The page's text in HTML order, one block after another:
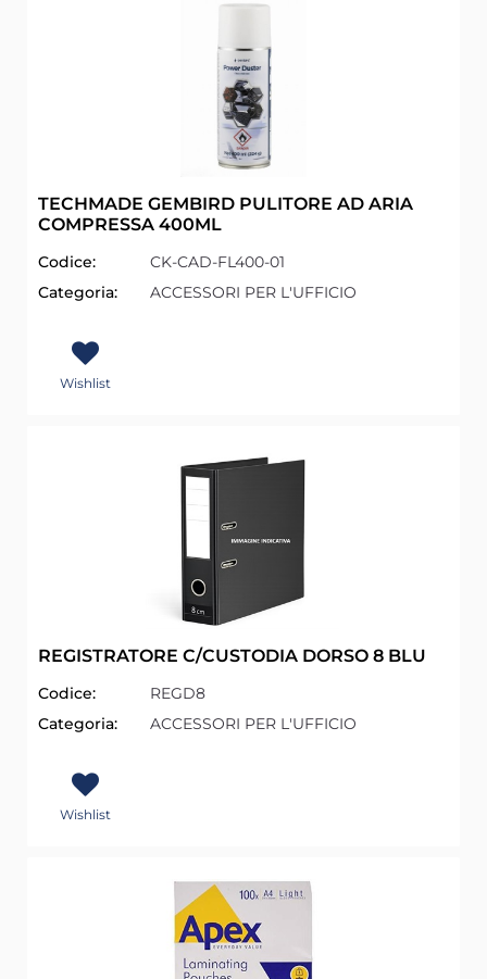
TECHMADE GEMBIRD PULITORE AD ARIA
COMPRESSA 400ML
Codice:
CK-CAD-FL400-01
Categoria:
ACCESSORI PER L'UFFICIO
Wishlist
REGISTRATORE C/CUSTODIA DORSO 8 BLU
Codice:
REGD8
Categoria:
ACCESSORI PER L'UFFICIO
Wishlist